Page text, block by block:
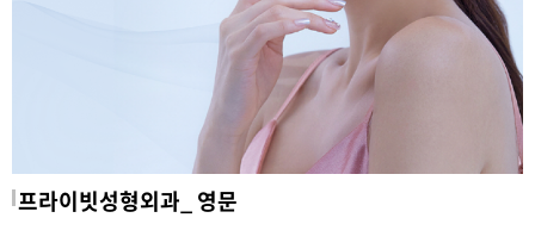
프라이빗성형외과_ 영문